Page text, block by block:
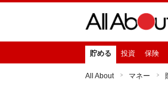
貯める 投資 保険
All About マネー